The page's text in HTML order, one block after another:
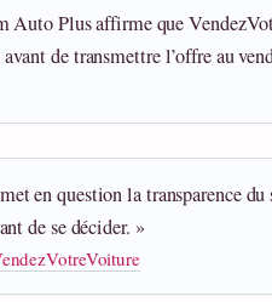
Auto Plus affirme que
de transmettre l’offre au
en question la transparence
de se décider. »